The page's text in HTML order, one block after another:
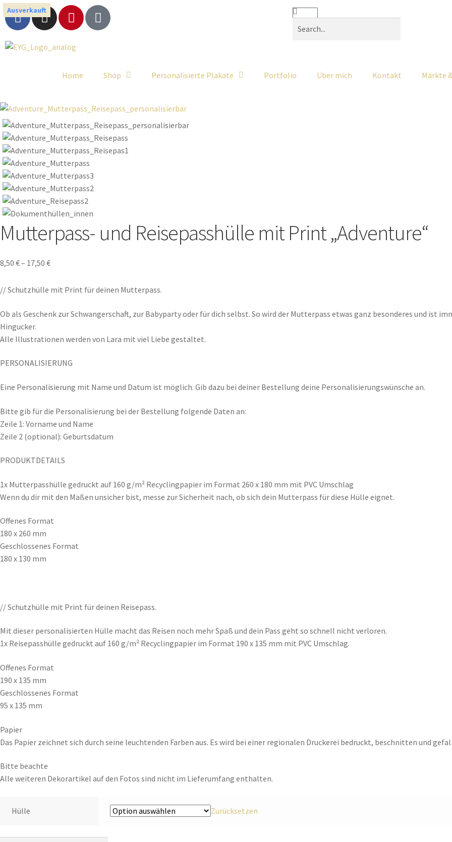
Home Shop Personalisierte Plakate Portfolio Über mich Kontakt Märkte
Mutterpass- und Reisepasshülle mit Print „Adventure“
8,50 €– 17,50 €
// Schutzhülle mit Print für deinen Mutterpass.
Ob als Geschenk zur Schwangerschaft, zur Babyparty oder für dich selbst. So wird der Mutterpass etwas ganz besonderes und ist
Hingucker.
Alle Illustrationen werden von Lara mit viel Liebe gestaltet.
PERSONALISIERUNG
Eine Personalisierung mit Name und Datum ist möglich. Gib dazu bei deiner Bestellung deine Personalisierungswünsche an.
Bitte gib für die Personalisierung bei der Bestellung folgende Daten an:
Zeile 1: Vorname und Name
Zeile 2 (optional): Geburtsdatum
PRODUKTDETAILS
1x Mutterpasshülle gedruckt auf 160 g/m² Recyclingpapier im Format 260 x 180 mm mit PVC Umschlag
Wenn du dir mit den Maßen unsicher bist, messe zur Sicherheit nach, ob sich dein Mutterpass für diese Hülle eignet.
Offenes Format
180 x 260 mm
Geschlossenes Format
180 x 130 mm
// Schutzhülle mit Print für deinen Reisepass.
Mit dieser personalisierten Hülle macht das Reisen noch mehr Spaß und dein Pass geht so schnell nicht verloren.
1x Reisepasshülle gedruckt auf 160 g/m² Recyclingpapier im Format 190 x 135 mm mit PVC Umschlag.
Offenes Format
190 x 135 mm
Geschlossenes Format
95 x 135 mm
Papier
Das Papier zeichnet sich durch seine leuchtenden Farben aus. Es wird bei einer regionalen Druckerei bedruckt, beschnitten und
Bitte beachte
Alle weiteren Dekorartikel auf den Fotos sind nicht im Lieferumfang enthalten.
Hülle Zurücksetzen
Ausverkauft